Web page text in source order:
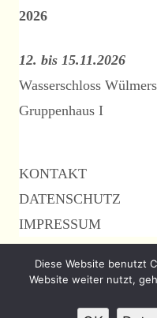
2026
12. bis 15.11.2026
Wasserschloss
Gruppenhaus I
KONTAKT
DATENSCHUTZ
IMPRESSUM
Tiny
Diese Website benutzt
Website weiter nutzt,